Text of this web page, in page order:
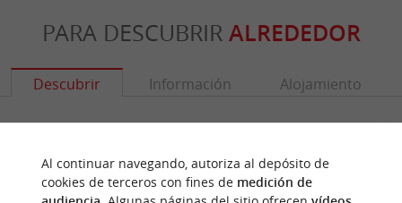
PARA DESCUBRIR ALREDEDOR
Descubrir Información Alojamiento
Al continuar navegando, autoriza al depósito de
cookies de terceros con fines de medición de